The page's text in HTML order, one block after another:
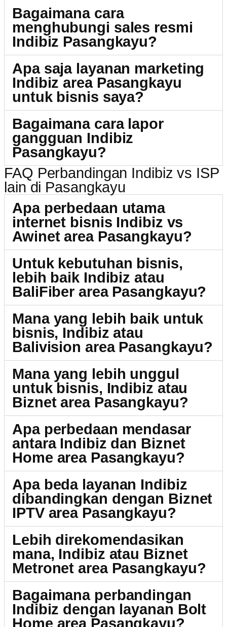
Bagaimana cara
menghubungi sales resmi
Indibiz Pasangkayu?
Apa saja layanan marketing
Indibiz area Pasangkayu
untuk bisnis saya?
Bagaimana cara lapor
gangguan Indibiz
Pasangkayu?
FAQ Perbandingan Indibiz vs ISP
lain di Pasangkayu
Apa perbedaan utama
internet bisnis Indibiz vs
Awinet area Pasangkayu?
Untuk kebutuhan bisnis,
lebih baik Indibiz atau
BaliFiber area Pasangkayu?
Mana yang lebih baik untuk
bisnis, Indibiz atau
Balivision area Pasangkayu?
Mana yang lebih unggul
untuk bisnis, Indibiz atau
Biznet area Pasangkayu?
Apa perbedaan mendasar
antara Indibiz dan Biznet
Home area Pasangkayu?
Apa beda layanan Indibiz
dibandingkan dengan Biznet
IPTV area Pasangkayu?
Lebih direkomendasikan
mana, Indibiz atau Biznet
Metronet area Pasangkayu?
Bagaimana perbandingan
Indibiz dengan layanan Bolt
Home area Pasangkayu?